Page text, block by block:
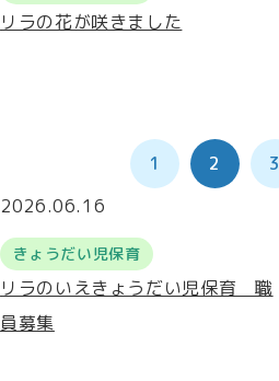
リラの花が咲きました
1 2 3
2026.06.16
きょうだい児保育
リラのいえきょうだい児保育 職
員募集